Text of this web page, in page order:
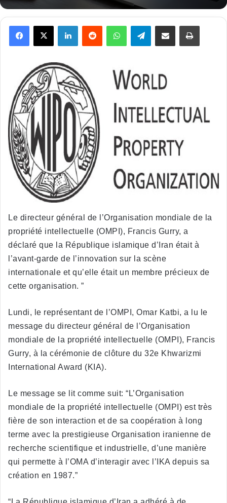
FacebookX LinkedinReddit WhatsAppTelegramPartager par email Imprimer
Le directeur général de l’Organisation mondiale de la
propriété intellectuelle (OMPI), Francis Gurry, a
déclaré que la République islamique d’Iran était à
l’avant-garde de l’innovation sur la scène
internationale et qu’elle était un membre précieux de
cette organisation. ”
Lundi, le représentant de l’OMPI, Omar Katbi, a lu le
message du directeur général de l’Organisation
mondiale de la propriété intellectuelle (OMPI), Francis
Gurry, à la cérémonie de clôture du 32e Khwarizmi
International Award (KIA).
Le message se lit comme suit: “L’Organisation
mondiale de la propriété intellectuelle (OMPI) est très
fière de son interaction et de sa coopération à long
terme avec la prestigieuse Organisation iranienne de
recherche scientifique et industrielle, d’une manière
qui permette à l’OMA d’interagir avec l’IKA depuis sa
création en 1987.”